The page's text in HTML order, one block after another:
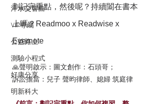
汗水交響曲
VIP專屬
公益路上
測驗小程式
好康分享
明新科大
劃記完重點，然後呢？持續闔在書本
上嗎？Readmoo x Readwise x
Evernote
🙏聲明啟示：圖文創作：石頭哥；
訴訟擔當：兒子 聲昀律師、媳婦 筑庭律